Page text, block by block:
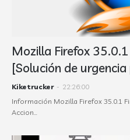
Mozilla Firefox
[Solución de
Kiketrucker - 22:26:00
Información Mozilla Firefox 35.0.1
Accion…